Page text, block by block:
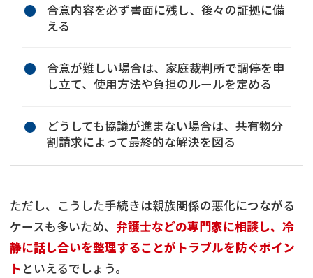
合意内容を必ず書面に残し、後々の証拠に備
える
合意が難しい場合は、家庭裁判所で調停を申
し立て、使用方法や負担のルールを定める
どうしても協議が進まない場合は、共有物分
割請求によって最終的な解決を図る
ただし、こうした手続きは親族関係の悪化につながる
ケースも多いため、 弁護士などの専門家に相談し、冷
静に話し合いを整理することがトラブルを防ぐポイン
ト といえるでしょう。